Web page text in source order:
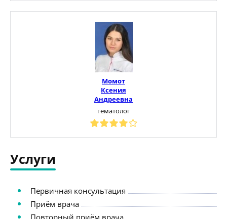
Момот
Ксения
Андреевна
гематолог
Услуги
Первичная консультация
Приём врача
Повторный приём врача